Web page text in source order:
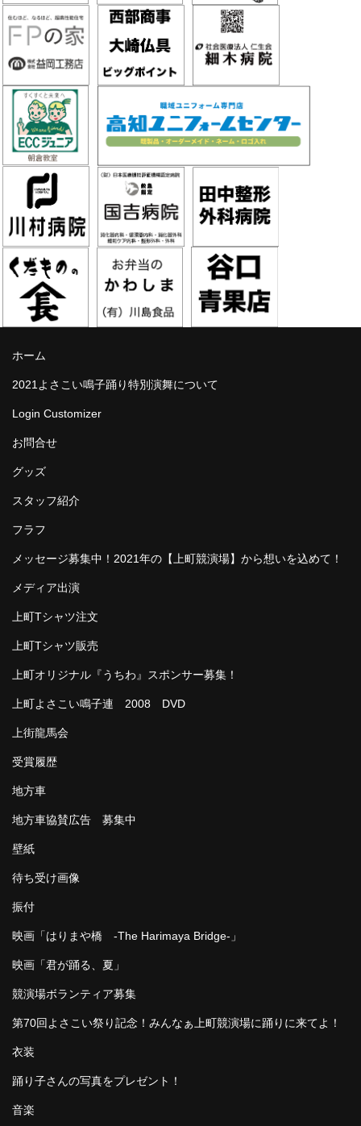
ホーム
2021よさこい鳴子踊り特別演舞について
Login Customizer
お問合せ
グッズ
スタッフ紹介
フラフ
メッセージ募集中！2021年の【上町競演場】から想いを込めて！
メディア出演
上町Tシャツ注文
上町Tシャツ販売
上町オリジナル『うちわ』スポンサー募集！
上町よさこい鳴子連 2008 DVD
上街龍馬会
受賞履歴
地方車
地方車協賛広告 募集中
壁紙
待ち受け画像
振付
映画「はりまや橋 -The Harimaya Bridge-」
映画「君が踊る、夏」
競演場ボランティア募集
第70回よさこい祭り記念！みんなぁ上町競演場に踊りに来てよ！
衣装
踊り子さんの写真をプレゼント！
音楽